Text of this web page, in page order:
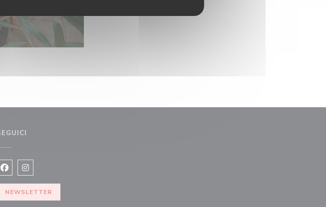
Facebook ((apre una nuova finestra))
Instagram ((apre una nuova finestra))
NEWSLETTER